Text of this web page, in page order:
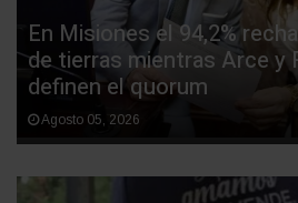
En Misiones el 94,2%
de tierras mientras Arce y
definen el quorum
Agosto 05, 2026